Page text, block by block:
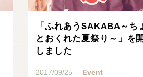
「ふれあうSAKABA～ち
とおくれた夏祭り～」を
しました
2017/09/25 Event